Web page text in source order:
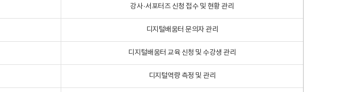
강사·서포터즈 신청 접수 및 현황 관리
디지털배움터 문의자 관리
디지털배움터 교육 신청 및 수강생 관리
디지털역량 측정 및 관리